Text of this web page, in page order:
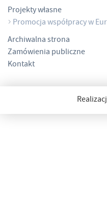
Projekty własne
Promocja współpracy w
Archiwalna strona
Zamówienia publiczne
Kontakt